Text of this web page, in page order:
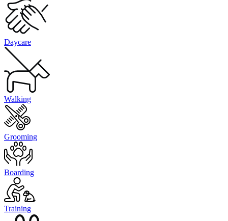
Daycare
Walking
Grooming
Boarding
Training